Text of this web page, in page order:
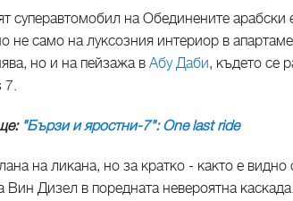
суперавтомобил на Обединените
не само на луксозния интериор в
но и на пейзажа в Абу Даби, където се
7.
"Бързи и яростни-7": One last ride
на ликана, но за кратко - както е видно
Вин Дизел в поредната невероятна каскада.